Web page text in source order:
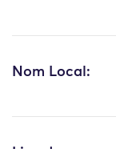
Nom Local: